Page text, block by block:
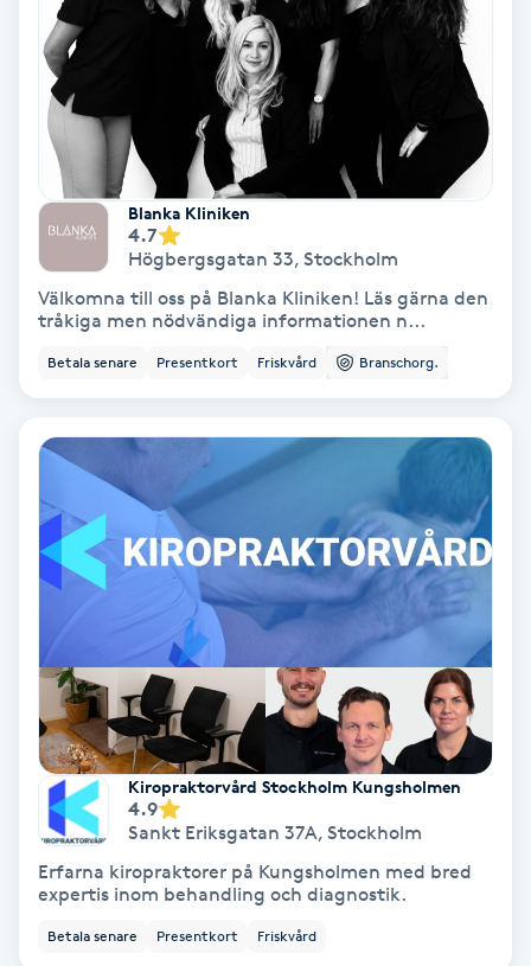
Toning
Torr hårbotten
Torrborstning
Triggerpunktsmassage
Trådning
Träning
Vaccination
Vampyrbehandling
Vaxning brasiliansk
Veterinär
Vibrationsmassage
Vinyasa Yoga
Blanka Kliniken
4.7
Högbergsgatan 33, Stockholm
Välkomna till oss på Blanka Kliniken! Läs gärna den
tråkiga men nödvändiga informationen n...
Betala senare Presentkort Friskvård Branschorg.
Kiropraktorvård Stockholm Kungsholmen
4.9
Sankt Eriksgatan 37A, Stockholm
Erfarna kiropraktorer på Kungsholmen med bred
expertis inom behandling och diagnostik.
Betala senare Presentkort Friskvård